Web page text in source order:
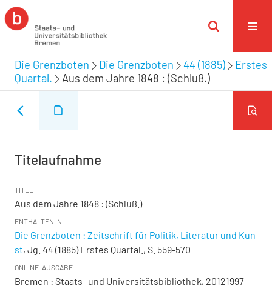
Die Grenzboten Die Grenzboten 44 (1885)
Erstes
Quartal.
Aus dem Jahre 1848 : (Schluß.)
Titelaufnahme
TITEL
Aus dem Jahre 1848 : (Schluß.)
ENTHALTEN IN
Die Grenzboten : Zeitschrift für Politik, Literatur und Kun
st, Jg. 44 (1885) Erstes Quartal., S. 559-570
ONLINE-AUSGABE
Bremen : Staats- und Universitätsbibliothek, 20121997 -